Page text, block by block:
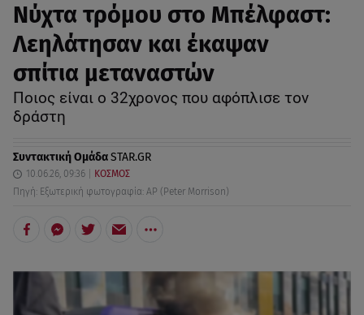
Νύχτα τρόμου στο Μπέλφαστ:
Λεηλάτησαν και έκαψαν
σπίτια μεταναστών
Ποιος είναι ο 32χρονος που αφόπλισε τον
δράστη
Συντακτική ΟμάδαSTAR.GR
10.06.26, 09:36
ΚΟΣΜΟΣ
Πηγή: Εξωτερική φωτογραφία: AP (Peter Morrison)